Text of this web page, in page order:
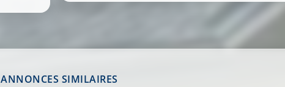
ANNONCES SIMILAIRES